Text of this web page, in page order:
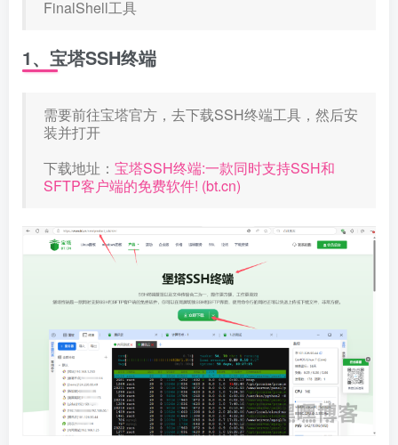
FinalShell工具
1、宝塔SSH终端
需要前往宝塔官方，去下载SSH终端工具，然后安
装并打开
下载地址： 宝塔SSH终端:一款同时支持SSH和
SFTP客户端的免费软件! (bt.cn)